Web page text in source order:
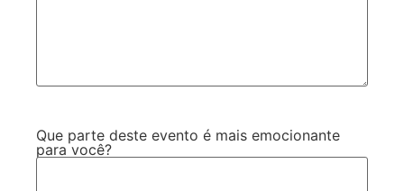
Que parte deste evento é mais emocionante
para você?